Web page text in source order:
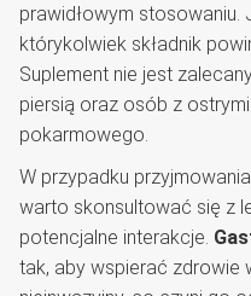
prawidłowym stosowaniu.
którykolwiek składnik
Suplement nie jest
piersią oraz osób z
pokarmowego.
W przypadku
warto skonsultować się z
potencjalne interakcje.
tak, aby wspierać zdrowie